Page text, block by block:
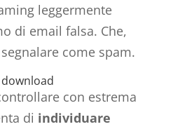
leggermente
di email falsa. Che,
come spam.
con estrema
di individuare